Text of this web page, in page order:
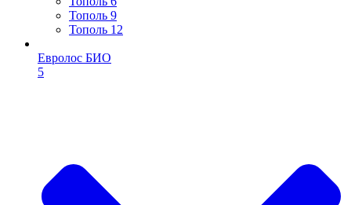
Тополь 9
Тополь 12
Евролос БИО
5